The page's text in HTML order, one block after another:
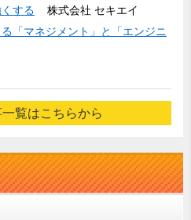
する
株式会社 セキエイ
「マネジメント」と「エンジニ
一覧はこちらから